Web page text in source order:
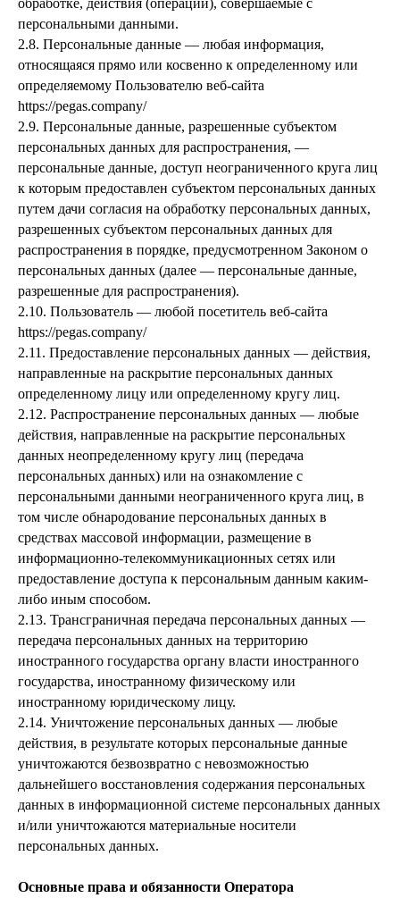
персональными данными.
2.8. Персональные данные — любая информация,
относящаяся прямо или косвенно к определенному или
определяемому Пользователю веб-сайта
https://pegas.company/
2.9. Персональные данные, разрешенные субъектом
персональных данных для распространения, —
персональные данные, доступ неограниченного круга лиц
к которым предоставлен субъектом персональных данных
путем дачи согласия на обработку персональных данных,
разрешенных субъектом персональных данных для
распространения в порядке, предусмотренном Законом о
персональных данных (далее — персональные данные,
разрешенные для распространения).
2.10. Пользователь — любой посетитель веб-сайта
https://pegas.company/
2.11. Предоставление персональных данных — действия,
направленные на раскрытие персональных данных
определенному лицу или определенному кругу лиц.
2.12. Распространение персональных данных — любые
действия, направленные на раскрытие персональных
данных неопределенному кругу лиц (передача
персональных данных) или на ознакомление с
персональными данными неограниченного круга лиц, в
том числе обнародование персональных данных в
средствах массовой информации, размещение в
информационно-телекоммуникационных сетях или
предоставление доступа к персональным данным каким-
либо иным способом.
2.13. Трансграничная передача персональных данных —
передача персональных данных на территорию
иностранного государства органу власти иностранного
государства, иностранному физическому или
иностранному юридическому лицу.
2.14. Уничтожение персональных данных — любые
действия, в результате которых персональные данные
уничтожаются безвозвратно с невозможностью
дальнейшего восстановления содержания персональных
данных в информационной системе персональных данных
и/или уничтожаются материальные носители
персональных данных.
Основные права и обязанности Оператора